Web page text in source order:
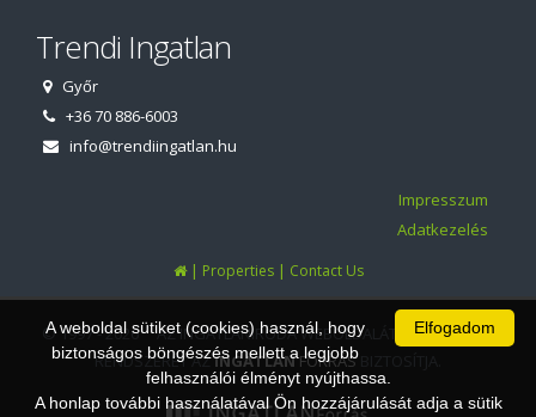
Trendi Ingatlan
Győr
+36 70 886-6003
info@trendiingatlan.hu
Impresszum
Adatkezelés
| Properties| Contact Us
© 1997 - 2026 AZ INGATLANIRODA WEBOLDALÁT ÉS ÜGYVITELI
RENDSZERÉT AZINGATLANFORRÁSBIZTOSÍTJA.
Elfogadom
A weboldal sütiket (cookies) használ, hogy
biztonságos böngészés mellett a legjobb
felhasználói élményt nyújthassa.
A honlap további használatával Ön hozzájárulását adja a sütik